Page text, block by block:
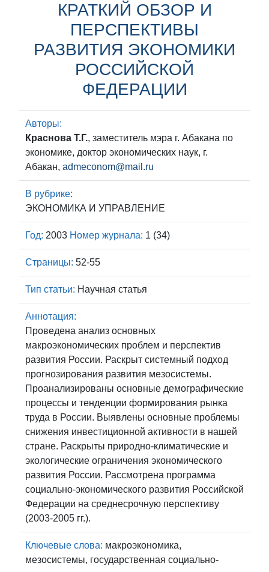
КРАТКИЙ ОБЗОР И
ПЕРСПЕКТИВЫ
РАЗВИТИЯ ЭКОНОМИКИ
РОССИЙСКОЙ
ФЕДЕРАЦИИ
Авторы:
Краснова Т.Г., заместитель мэра г. Абакана по
экономике, доктор экономических наук, г.
Абакан, admeconom@mail.ru
В рубрике:
ЭКОНОМИКА И УПРАВЛЕНИЕ
Год: 2003 Номер журнала: 1 (34)
Страницы: 52-55
Тип статьи: Научная статья
Аннотация:
Проведена анализ основных
макроэкономических проблем и перспектив
развития России. Раскрыт системный подход
прогнозирования развития мезосистемы.
Проанализированы основные демографические
процессы и тенденции формирования рынка
труда в России. Выявлены основные проблемы
снижения инвестиционной активности в нашей
стране. Раскрыты природно-климатические и
экологические ограничения экономического
развития России. Рассмотрена программа
социально-экономического развития Российской
Федерации на среднесрочную перспективу
(2003-2005 гг.).
Ключевые слова: макроэкономика,
мезосистемы, государственная социально-